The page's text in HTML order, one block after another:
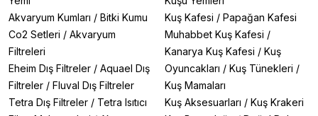
Akvaryum Kumları / Bitki Kumu
Co2 Setleri / Akvaryum
Filtreleri
Eheim Dış Filtreler / Aquael Dış
Filtreler / Fluval Dış Filtreler
Tetra Dış Filtreler / Tetra Isıtıcı
Kuş Kafesi / Papağan Kafesi
Muhabbet Kuş Kafesi /
Kanarya Kuş Kafesi / Kuş
Oyuncakları / Kuş Tünekleri /
Kuş Mamaları
Kuş Aksesuarları / Kuş Krakeri